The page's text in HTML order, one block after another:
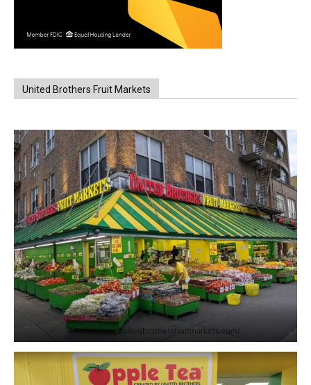
United Brothers Fruit Markets
https://www.unitedbrothersfruitmarkets.com/